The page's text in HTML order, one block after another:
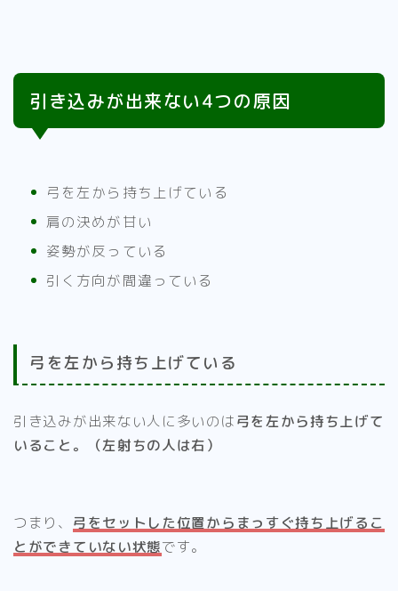
引き込みが出来ない4つの原因
弓を左から持ち上げている
肩の決めが甘い
姿勢が反っている
引く方向が間違っている
弓を左から持ち上げている
引き込みが出来ない人に多いのは弓を左から持ち上げて
いること。（左射ちの人は右）
つまり、 弓をセットした位置からまっすぐ持ち上げるこ
とができていない状態です。